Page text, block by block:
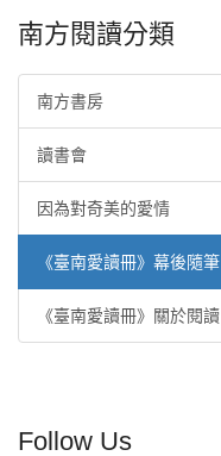
南方閱讀分類
南方書房
讀書會
因為對奇美的愛情
《臺南愛讀冊》幕後隨筆
《臺南愛讀冊》關於閱讀
Follow Us